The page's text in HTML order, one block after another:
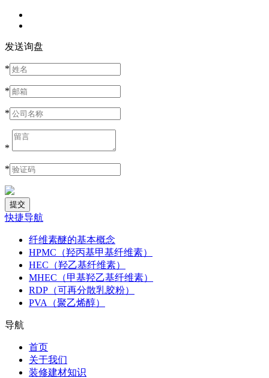
发送询盘
*
*
*
*
*
快捷导航
纤维素醚的基本概念
HPMC（羟丙基甲基纤维素）
HEC（羟乙基纤维素）
MHEC（甲基羟乙基纤维素）
RDP（可再分散乳胶粉）
PVA（聚乙烯醇）
导航
首页
关于我们
装修建材知识